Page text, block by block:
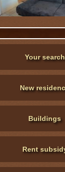
Your search
New
Buildings
Rent